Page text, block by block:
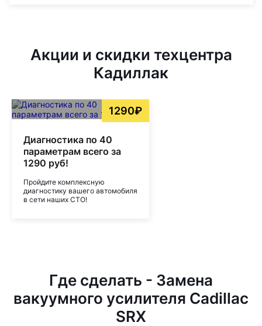
Акции и скидки техцентра
Кадиллак
1290₽
Диагностика по 40
параметрам всего за
1290 руб!
Пройдите комплексную
диагностику вашего автомобиля
в сети наших СТО!
Где сделать - Замена
вакуумного усилителя Cadillac
SRX